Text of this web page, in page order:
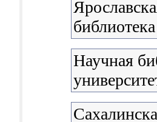
Научная